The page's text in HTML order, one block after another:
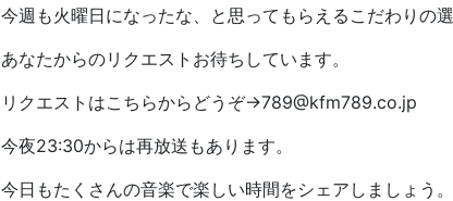
今週も火曜日になったな、と思ってもらえるこだわりの
あなたからのリクエストお待ちしています。
リクエストはこちらからどうぞ→789@kfm789.co.jp
今夜23:30からは再放送もあります。
今日もたくさんの音楽で楽しい時間をシェアしましょう。